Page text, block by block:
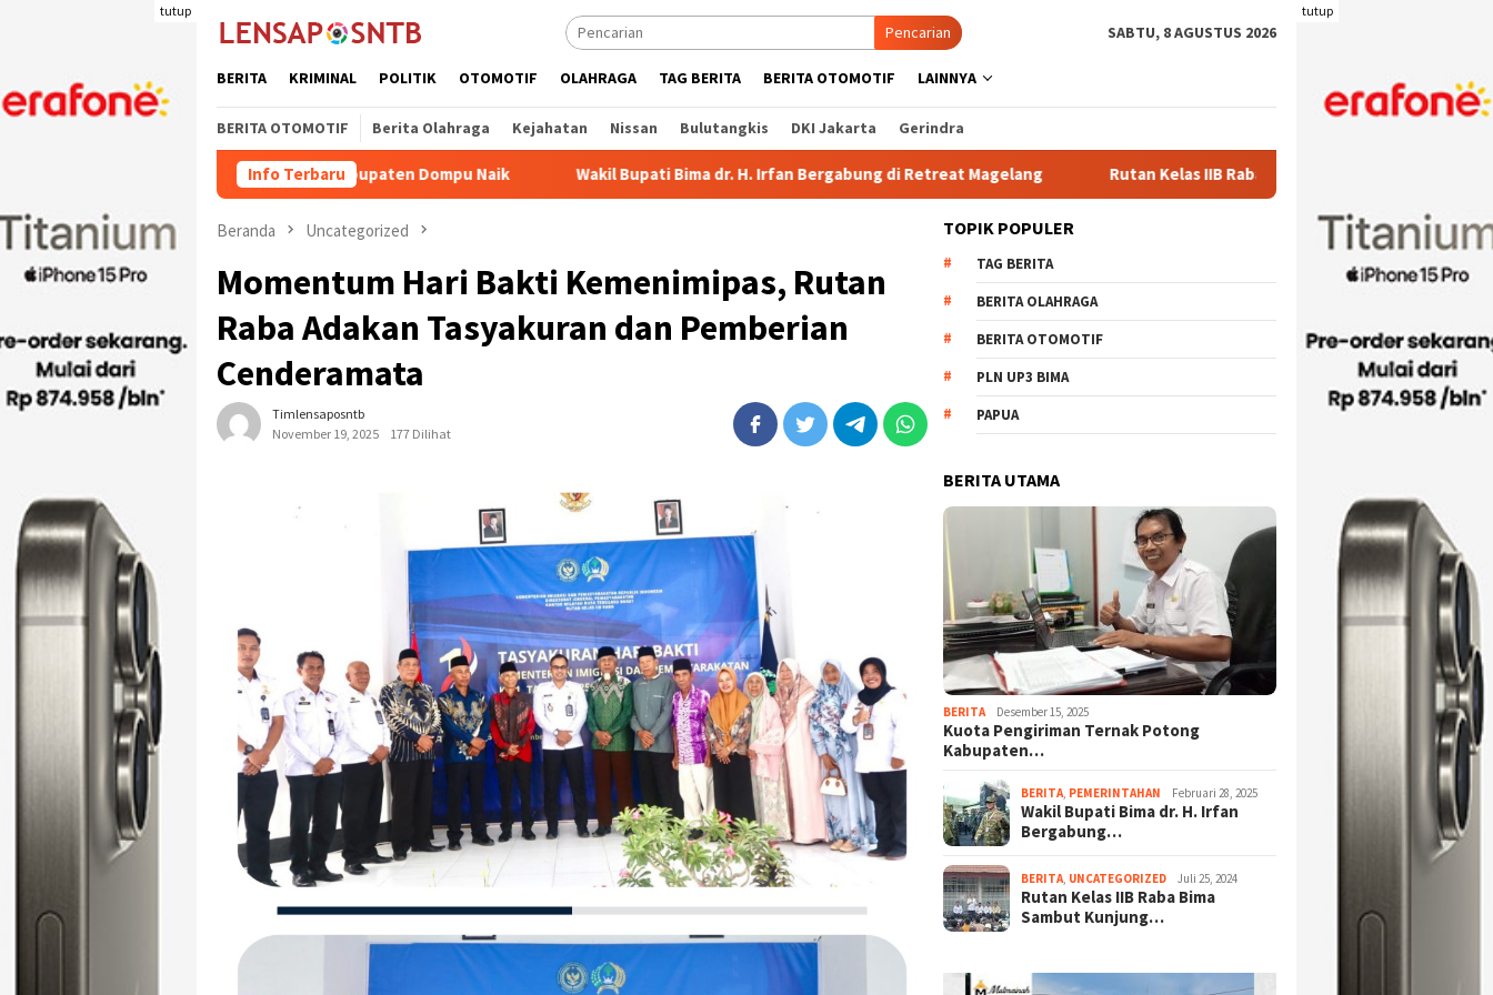
tutup tutup
Pencarian SABTU, 8 AGUSTUS 2026
BERITA KRIMINAL POLITIK OTOMOTIF OLAHRAGA TAG BERITA BERITA OTOMOTIF LAINNYA
BERITA OTOMOTIF Berita Olahraga Kejahatan Nissan Bulutangkis DKI Jakarta Gerindra
Info Terbaru
Ternak Potong Kabupaten Dompu Naik Wakil Bupati Bima dr. H. Irfan Bergabung di Retreat Magelang Rutan Kelas IIB Raba Bima Sambut Kunjungan Pj. Wali Kota Ir. H.
Beranda Uncategorized
Momentum Hari Bakti Kemenimipas, Rutan
Raba Adakan Tasyakuran dan Pemberian
Cenderamata
Timlensaposntb
November 19, 2025
177 Dilihat
TOPIK POPULER
TAG BERITA
BERITA OLAHRAGA
BERITA OTOMOTIF
PLN UP3 BIMA
PAPUA
BERITA UTAMA
BERITA Desember 15, 2025
Kuota Pengiriman Ternak Potong
Kabupaten…
BERITA PEMERINTAHAN Februari 28, 2025
Wakil Bupati Bima dr. H. Irfan
Bergabung…
BERITA UNCATEGORIZED Juli 25, 2024
Rutan Kelas IIB Raba Bima
Sambut Kunjung…